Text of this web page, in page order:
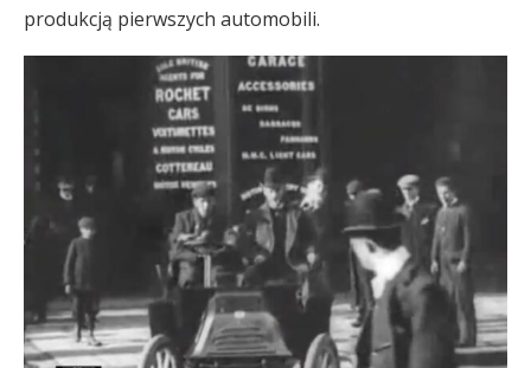
produkcją pierwszych automobili.